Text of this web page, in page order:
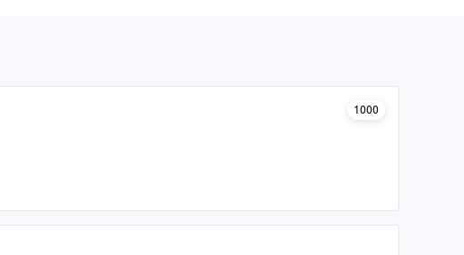
1000